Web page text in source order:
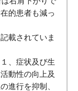
的患者も減っ
載されていま
、症状及び生
動性の向上及
進行を抑制、